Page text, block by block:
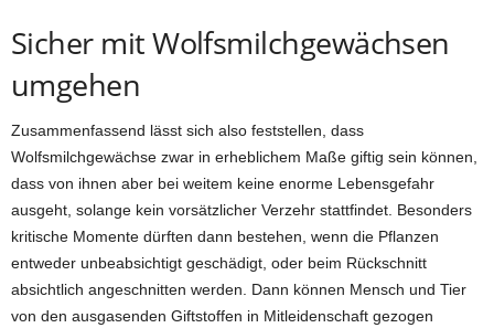
Sicher mit Wolfsmilchgewächsen
umgehen
Zusammenfassend lässt sich also feststellen, dass
Wolfsmilchgewächse zwar in erheblichem Maße giftig sein können,
dass von ihnen aber bei weitem keine enorme Lebensgefahr
ausgeht, solange kein vorsätzlicher Verzehr stattfindet. Besonders
kritische Momente dürften dann bestehen, wenn die Pflanzen
entweder unbeabsichtigt geschädigt, oder beim Rückschnitt
absichtlich angeschnitten werden. Dann können Mensch und Tier
von den ausgasenden Giftstoffen in Mitleidenschaft gezogen